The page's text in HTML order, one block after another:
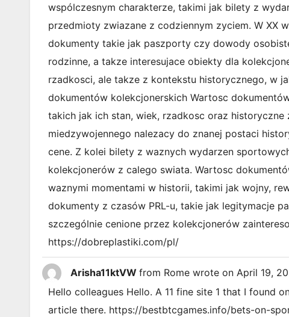
wspólczesnym charakterze, takimi jak bilety z
przedmioty zwiazane z codziennym zyciem. W XX
dokumenty takie jak paszporty czy dowody
rodzinne, a takze interesujace obiekty dla
rzadkosci, ale takze z kontekstu historycznego, w
dokumentów kolekcjonerskich Wartosc
takich jak ich stan, wiek, rzadkosc oraz
miedzywojennego nalezacy do znanej postaci
cene. Z kolei bilety z waznych wydarzen
kolekcjonerów z calego swiata. Wartosc
waznymi momentami w historii, takimi jak wojny,
dokumenty z czasów PRL-u, takie jak legitymacje
szczególnie cenione przez kolekcjonerów
https://dobreplastiki.com/pl/
Arisha11ktVW from Rome wrote on April 19,
Hello colleagues Hello. A 11 fine site 1 that I found
article there. https://bestbtcgames.info/bets-on-